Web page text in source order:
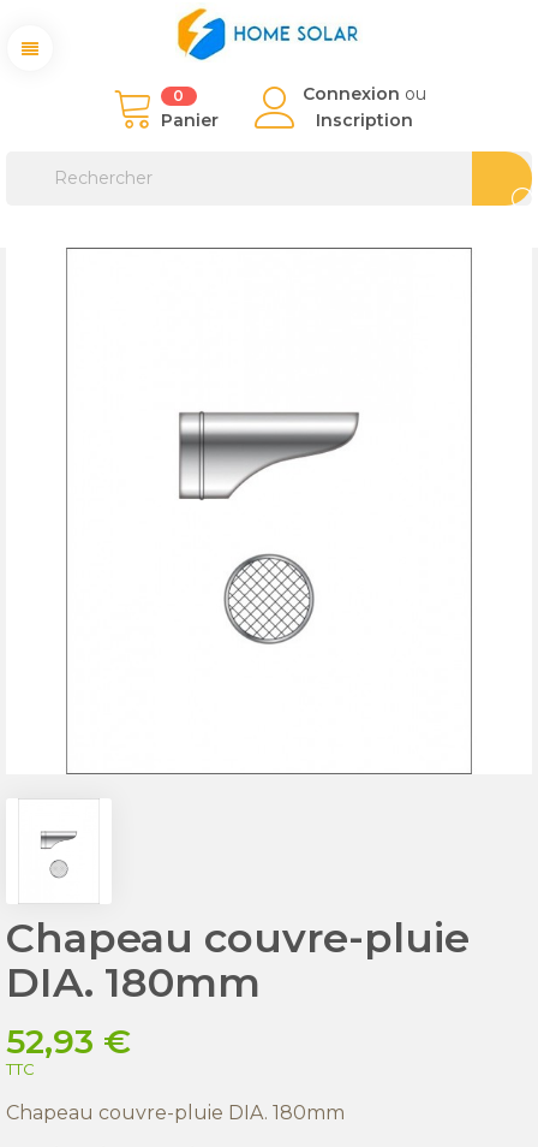
0
Panier
Connexion ou
Inscription
Chapeau couvre-pluie
DIA. 180mm
52,93 €
TTC
Chapeau couvre-pluie DIA. 180mm